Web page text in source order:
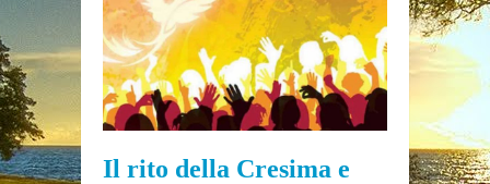
Il rito della Cresima e